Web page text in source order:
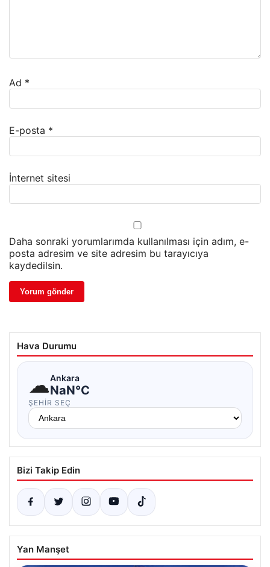
Ad *
E-posta *
İnternet sitesi
Daha sonraki yorumlarımda kullanılması için adım, e-
posta adresim ve site adresim bu tarayıcıya
kaydedilsin.
Hava Durumu
☁Ankara
NaN°C
ŞEHIR SEÇ
Bizi Takip Edin
Yan Manşet